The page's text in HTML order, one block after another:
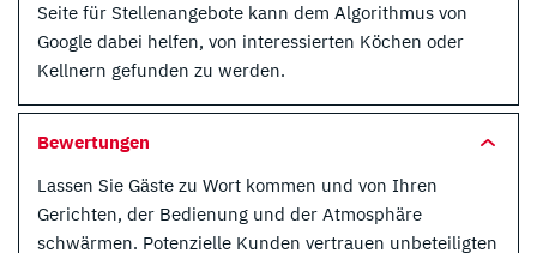
Seite für Stellenangebote kann dem Algorithmus von
Google dabei helfen, von interessierten Köchen oder
Kellnern gefunden zu werden.
Bewertungen
Lassen Sie Gäste zu Wort kommen und von Ihren
Gerichten, der Bedienung und der Atmosphäre
schwärmen. Potenzielle Kunden vertrauen unbeteiligten